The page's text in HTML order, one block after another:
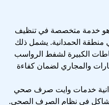
خدمة متخصصة في تنظيف
الحمدانية. يشمل ذلك
الكبيرة لشفط الرواسب
والمجاري لضمان كفاءة
خدمات وايت صرف صحي
في نظام الصرف الصحي.